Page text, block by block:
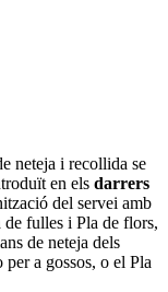
neteja i recollida se
en els darrers
del servei amb
de fulles i Pla de flors,
de neteja dels
a gossos, o el Pla